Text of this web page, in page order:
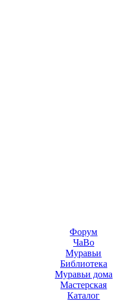
Форум
ЧаВо
Муравьи
Библиотека
Муравьи дома
Мастерская
Каталог